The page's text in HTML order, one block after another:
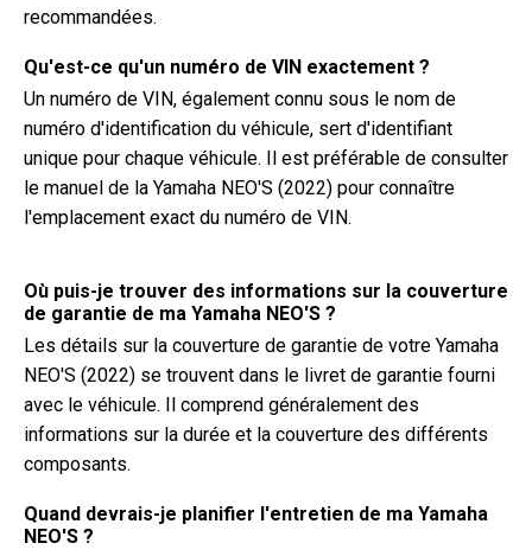
recommandées.
Qu'est-ce qu'un numéro de VIN exactement ?
Un numéro de VIN, également connu sous le nom de
numéro d'identification du véhicule, sert d'identifiant
unique pour chaque véhicule. Il est préférable de consulter
le manuel de la Yamaha NEO'S (2022) pour connaître
l'emplacement exact du numéro de VIN.
Où puis-je trouver des informations sur la couverture
de garantie de ma Yamaha NEO'S ?
Les détails sur la couverture de garantie de votre Yamaha
NEO'S (2022) se trouvent dans le livret de garantie fourni
avec le véhicule. Il comprend généralement des
informations sur la durée et la couverture des différents
composants.
Quand devrais-je planifier l'entretien de ma Yamaha
NEO'S ?